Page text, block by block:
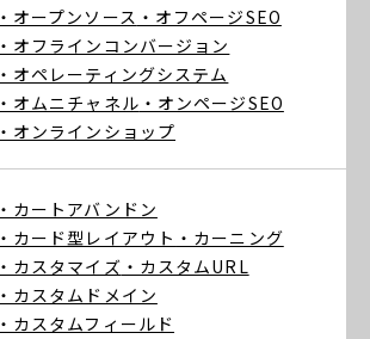
・オープンソース ・オフページSEO
・オフラインコンバージョン
・オペレーティングシステム
・オムニチャネル ・オンページSEO
・オンラインショップ
・カートアバンドン
・カード型レイアウト ・カーニング
・カスタマイズ ・カスタムURL
・カスタムドメイン
・カスタムフィールド